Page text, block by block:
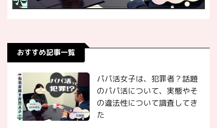
おすすめ記事一覧
パパ活女子は、犯罪者？話題
のパパ活について、実態やそ
の違法性について調査してき
た